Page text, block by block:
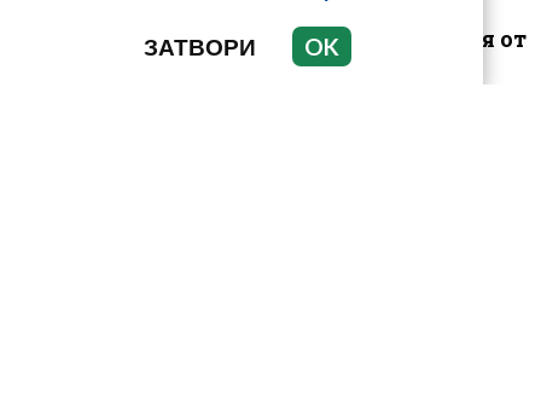
Словесна провокация от
деца не о...
ЗАТВОРИ OK